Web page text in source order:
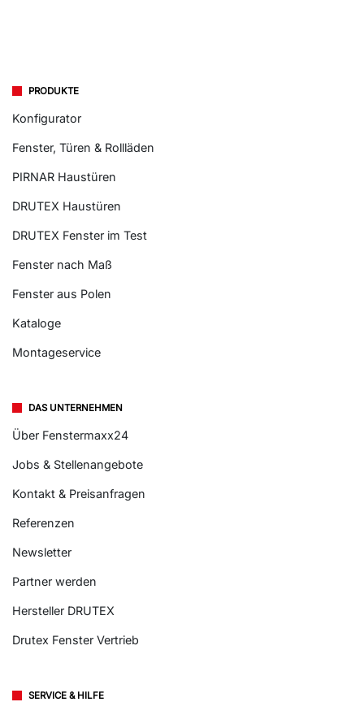
PRODUKTE
Konfigurator
Fenster, Türen & Rollläden
PIRNAR Haustüren
DRUTEX Haustüren
DRUTEX Fenster im Test
Fenster nach Maß
Fenster aus Polen
Kataloge
Montageservice
DAS UNTERNEHMEN
Über Fenstermaxx24
Jobs & Stellenangebote
Kontakt & Preisanfragen
Referenzen
Newsletter
Partner werden
Hersteller DRUTEX
Drutex Fenster Vertrieb
SERVICE & HILFE